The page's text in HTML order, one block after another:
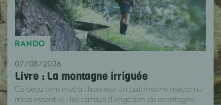
RANDO
07/08/2026
Livre : La montagne irriguée
Ce beau livre met à l’honneur un patrimoine méconnu
mais essentiel : les canaux d’irrigation de montagne.